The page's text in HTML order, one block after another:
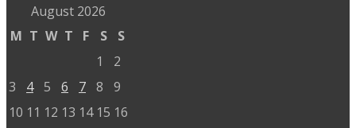
August 2026
M T W T F S
S
1
2
3
4 5 6 7 8
9
10 11 12 13 14 15 16